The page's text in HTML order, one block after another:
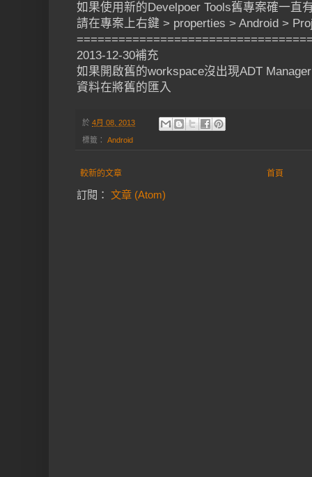
如果使用新的Develpoer Tools舊專案確一直
請在專案上右鍵 > properties > Android >
2013-12-30補充
如果開啟舊的workspace沒出現ADT
資料在將舊的匯入
於 4月 08, 2013
標籤： Android
較新的文章 首頁
訂閱： 文章 (Atom)